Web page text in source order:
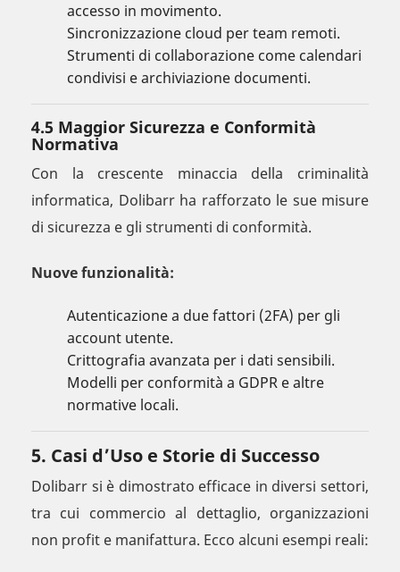
accesso in movimento.
Sincronizzazione cloud per team remoti.
Strumenti di collaborazione come calendari
condivisi e archiviazione documenti.
4.5 Maggior Sicurezza e Conformità
Normativa
Con la crescente minaccia della criminalità
informatica, Dolibarr ha rafforzato le sue misure
di sicurezza e gli strumenti di conformità.
Nuove funzionalità:
Autenticazione a due fattori (2FA) per gli
account utente.
Crittografia avanzata per i dati sensibili.
Modelli per conformità a GDPR e altre
normative locali.
5. Casi d’Uso e Storie di Successo
Dolibarr si è dimostrato efficace in diversi settori,
tra cui commercio al dettaglio, organizzazioni
non profit e manifattura. Ecco alcuni esempi reali: